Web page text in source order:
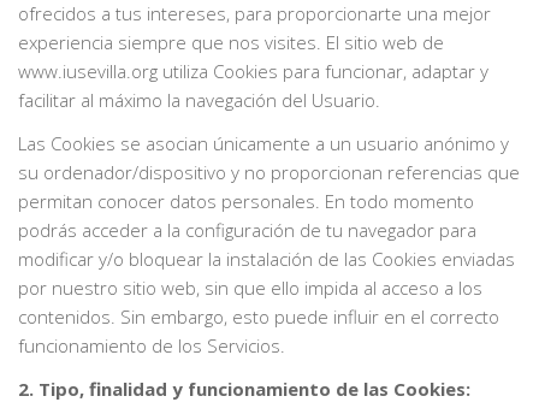
ofrecidos a tus intereses, para proporcionarte una mejor
experiencia siempre que nos visites. El sitio web de
www.iusevilla.org utiliza Cookies para funcionar, adaptar y
facilitar al máximo la navegación del Usuario.
Las Cookies se asocian únicamente a un usuario anónimo y
su ordenador/dispositivo y no proporcionan referencias que
permitan conocer datos personales. En todo momento
podrás acceder a la configuración de tu navegador para
modificar y/o bloquear la instalación de las Cookies enviadas
por nuestro sitio web, sin que ello impida al acceso a los
contenidos. Sin embargo, esto puede influir en el correcto
funcionamiento de los Servicios.
2. Tipo, finalidad y funcionamiento de las Cookies: